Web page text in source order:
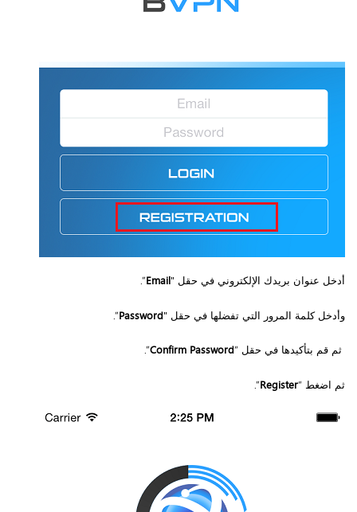
أدخل عنوان بريدك الإلكتروني في حقل "Email
”.
وأدخل كلمة المرور التي تفضلها في حقل "Password
”.
ثم قم بتأكيدها في حقل “Confirm Password
”.
ثم اضغط “Register
”.